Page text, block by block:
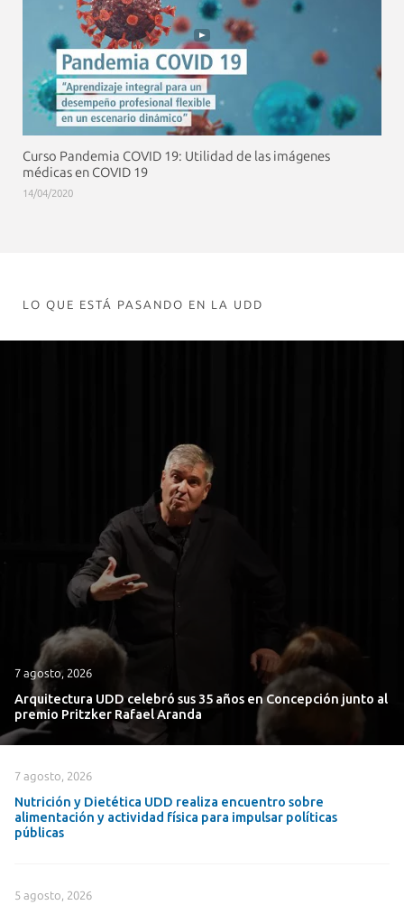
Curso Pandemia COVID 19: Utilidad de las imágenes
médicas en COVID 19
14/04/2020
LO QUE ESTÁ PASANDO EN LA UDD
7 agosto, 2026
Arquitectura UDD celebró sus 35 años en Concepción junto al
premio Pritzker Rafael Aranda
7 agosto, 2026
Nutrición y Dietética UDD realiza encuentro sobre
alimentación y actividad física para impulsar políticas
públicas
5 agosto, 2026